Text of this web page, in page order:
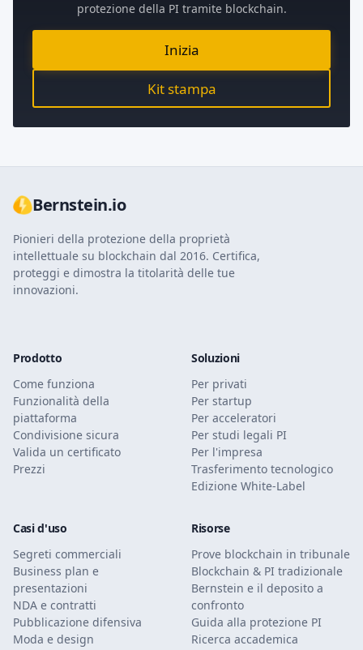
protezione della PI tramite blockchain.
Inizia
Kit stampa
Bernstein.io
Pionieri della protezione della proprietà
intellettuale su blockchain dal 2016. Certifica,
proteggi e dimostra la titolarità delle tue
innovazioni.
Prodotto
Come funziona
Funzionalità della
piattaforma
Condivisione sicura
Valida un certificato
Prezzi
Soluzioni
Per privati
Per startup
Per acceleratori
Per studi legali PI
Per l'impresa
Trasferimento tecnologico
Edizione White-Label
Casi d'uso
Segreti commerciali
Business plan e
presentazioni
NDA e contratti
Pubblicazione difensiva
Moda e design
Risorse
Prove blockchain in tribunale
Blockchain & PI tradizionale
Bernstein e il deposito a
confronto
Guida alla protezione PI
Ricerca accademica